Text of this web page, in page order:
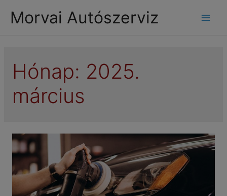
Morvai Autószerviz
Hónap: 2025.
március